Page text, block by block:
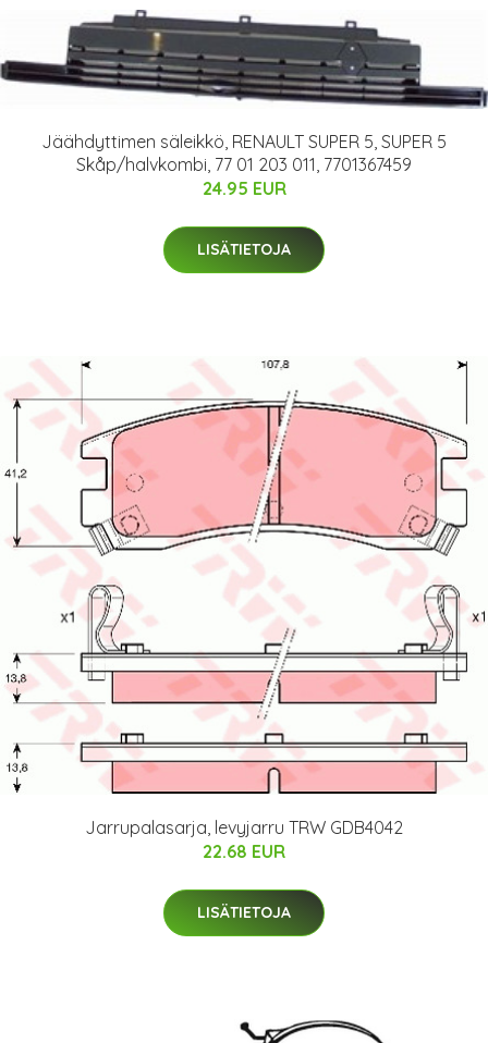
Jäähdyttimen säleikkö, RENAULT SUPER 5, SUPER 5
Skåp/halvkombi, 77 01 203 011, 7701367459
24.95 EUR
LISÄTIETOJA
Jarrupalasarja, levyjarru TRW GDB4042
22.68 EUR
LISÄTIETOJA